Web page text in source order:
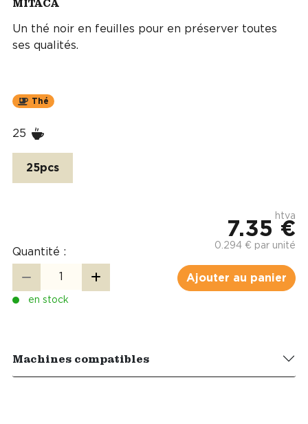
Un thé noir en feuilles pour en préserver toutes
ses qualités.
Thé
25
25pcs
Quantité :
htva
7.35 €
0.294 € par unité
Ajouter au panier
en stock
Machines compatibles